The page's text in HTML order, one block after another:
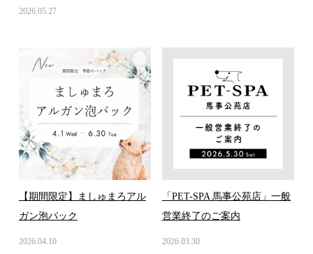
2026.05.27
【期間限定】ましゅまろアル
ガン泡パック
2026.04.10
「PET-SPA 馬事公苑店」一般
営業終了のご案内
2026.03.30